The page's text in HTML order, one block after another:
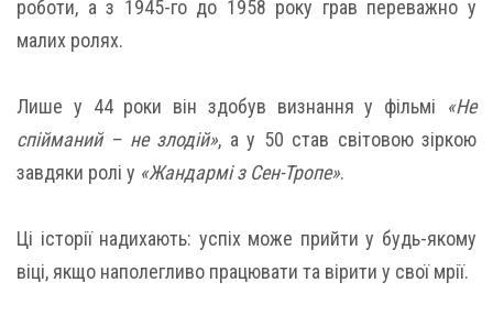
роботи, а з 1945-го до 1958 року грав переважно у
малих ролях.
Лише у 44 роки він здобув визнання у фільмі «Не
спійманий – не злодій», а у 50 став світовою зіркою
завдяки ролі у «Жандармі з Сен-Тропе».
Ці історії надихають: успіх може прийти у будь-якому
віці, якщо наполегливо працювати та вірити у свої мрії.